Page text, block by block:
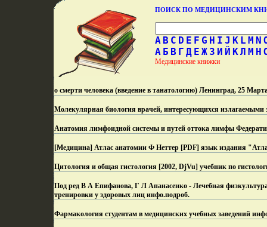
ПОИСК ПО МЕДИЦИНСКИМ
A B C D E F G H I J K L M N
А Б В Г Д Е Ж З И Й КЛ М Н
Медицинские книжки
о смерти человека (введение в танатологию) Ленинград, 25
Молекулярная биология врачей, интересующихся излагаемыми
Анатомия лимфоидной системы и путей оттока лимфы
[Медицина] Атлас анатомии Ф Неттер [PDF] язык издания
Цитология и общая гистология [2002, DjVu] учебник по
Под ред В А Епифанова, Г Л Апанасенко - Лечебная
тренировки у здоровых лиц инфо.подроб.
Фармакология студентам в медицинских учебных заведений